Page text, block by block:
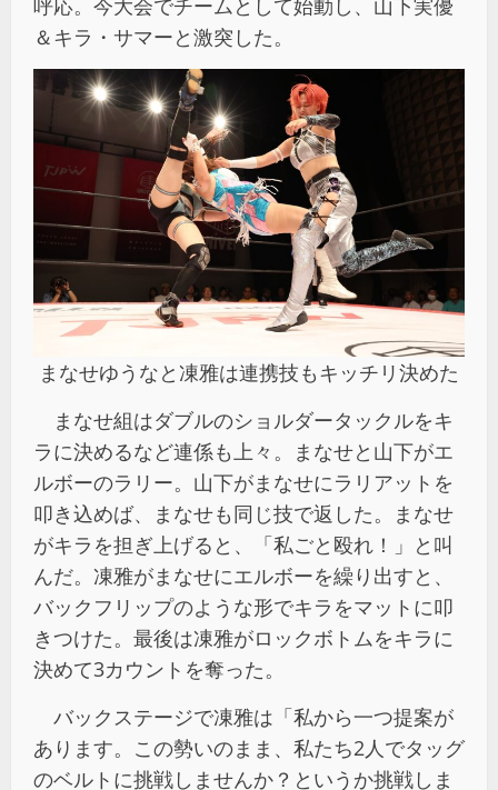
呼応。今大会でチームとして始動し、山下実優
＆キラ・サマーと激突した。
まなせゆうなと凍雅は連携技もキッチリ決めた
まなせ組はダブルのショルダータックルをキ
ラに決めるなど連係も上々。まなせと山下がエ
ルボーのラリー。山下がまなせにラリアットを
叩き込めば、まなせも同じ技で返した。まなせ
がキラを担ぎ上げると、「私ごと殴れ！」と叫
んだ。凍雅がまなせにエルボーを繰り出すと、
バックフリップのような形でキラをマットに叩
きつけた。最後は凍雅がロックボトムをキラに
決めて3カウントを奪った。
バックステージで凍雅は「私から一つ提案が
あります。この勢いのまま、私たち2人でタッグ
のベルトに挑戦しませんか？というか挑戦しま